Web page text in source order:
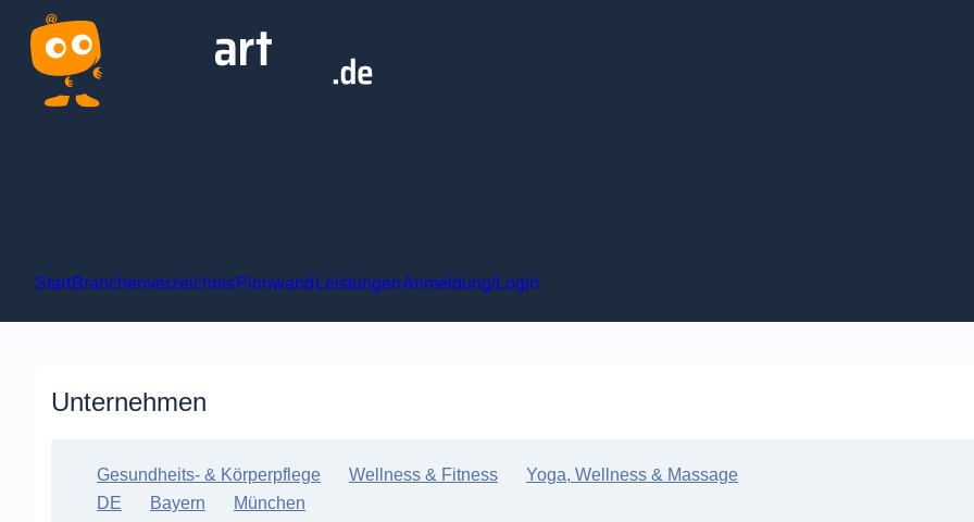
Start Branchenverzeichnis Pinnwand Leistungen
Unternehmen
Gesundheits- & Körperpflege Wellness & Fitness
Yoga, Wellness & Massage
DE
Bayern München